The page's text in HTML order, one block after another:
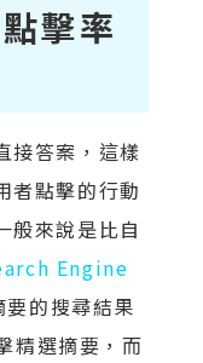
擊率
接答案，這樣
者點擊的行動
般來說是比自
Engine
要的搜尋結果
精選摘要，而